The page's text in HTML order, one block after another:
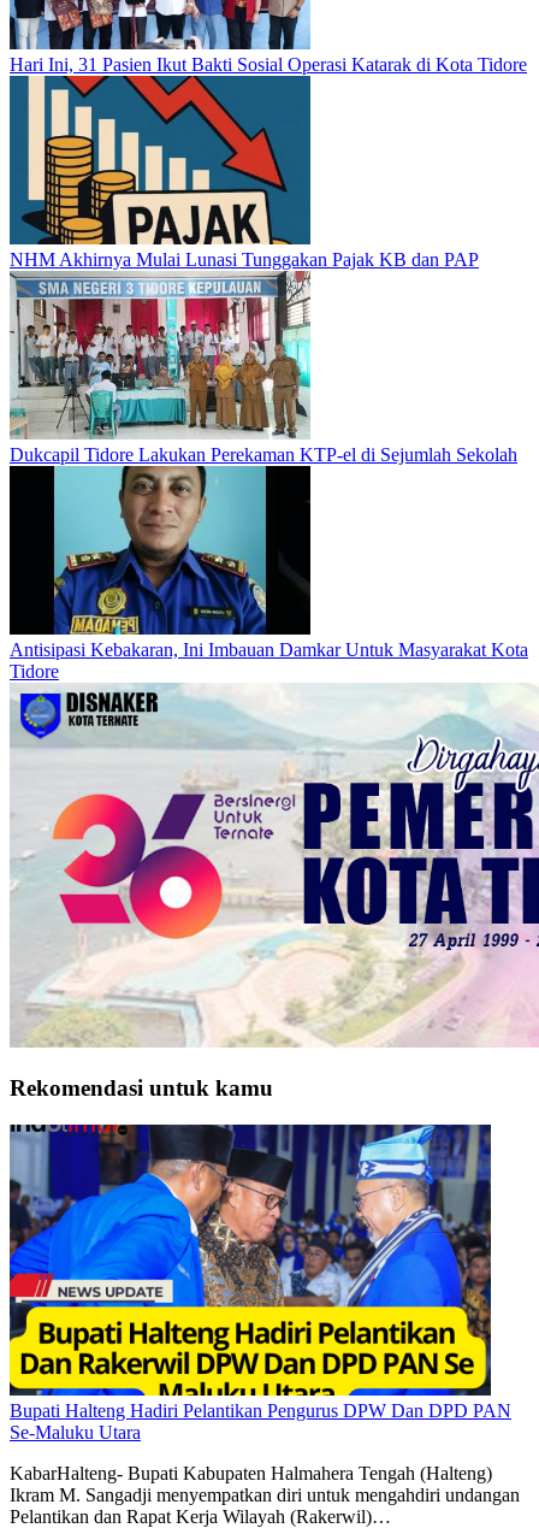
Hari Ini, 31 Pasien Ikut Bakti Sosial Operasi Katarak di Kota Tidore
NHM Akhirnya Mulai Lunasi Tunggakan Pajak KB dan PAP
Dukcapil Tidore Lakukan Perekaman KTP-el di Sejumlah Sekolah
Antisipasi Kebakaran, Ini Imbauan Damkar Untuk Masyarakat Kota
Tidore
Rekomendasi untuk kamu
Bupati Halteng Hadiri Pelantikan Pengurus DPW Dan DPD PAN
Se-Maluku Utara
KabarHalteng- Bupati Kabupaten Halmahera Tengah (Halteng)
Ikram M. Sangadji menyempatkan diri untuk mengahdiri undangan
Pelantikan dan Rapat Kerja Wilayah (Rakerwil)…